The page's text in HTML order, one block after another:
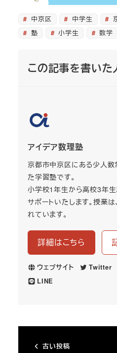
中京区 中学生
塾
小学生 数学
この記事を書いた
アイデア数理塾
京都市中京区にある少人数
た学習塾です。
小学校1年生から高校3年
サポートいたします。授業
れています。
詳細はこちら
ウェブサイト Twitter
LINE
古い投稿